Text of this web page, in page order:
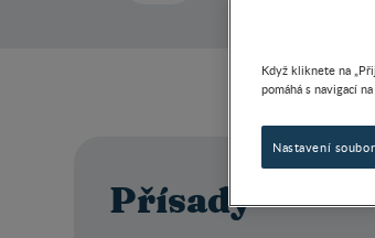
Přísady
Když kliknete na
pomáhá s navigací
Nastavení